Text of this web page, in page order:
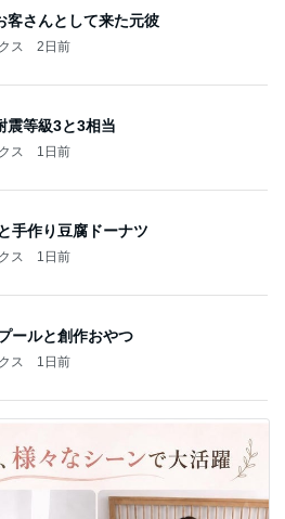
客さんとして来た元彼
ス 2日前
震等級3と3相当
ス 1日前
手作り豆腐ドーナツ
ス 1日前
ールと創作おやつ
ス 1日前